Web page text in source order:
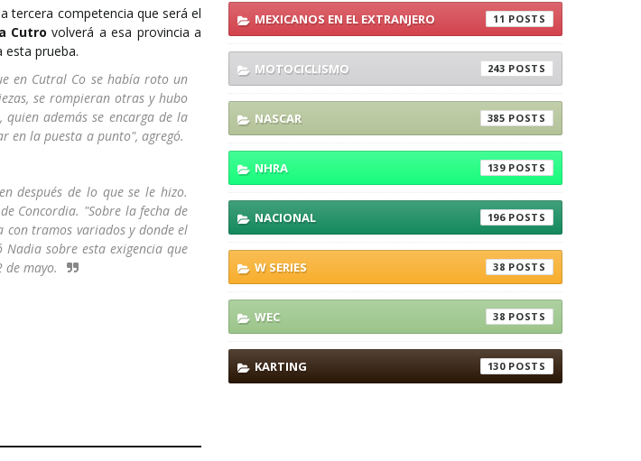
tercera competencia que será el
Cutro volverá a esa provincia a
esta prueba.
en Cutral Co se había roto un
se rompieran otras y hubo
además se encarga de la
en la puesta a punto", agregó.
después de lo que se le hizo.
Concordia. "Sobre la fecha de
con tramos variados y donde el
Nadia sobre esta exigencia que
mayo.
MEXICANOS EN EL EXTRANJERO 11
MOTOCICLISMO 243
NASCAR 385
NHRA 139
NACIONAL 196
W SERIES 38
WEC 38
KARTING 130